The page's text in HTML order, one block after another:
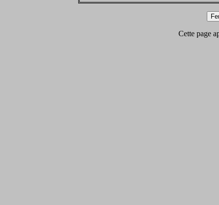
Cette page